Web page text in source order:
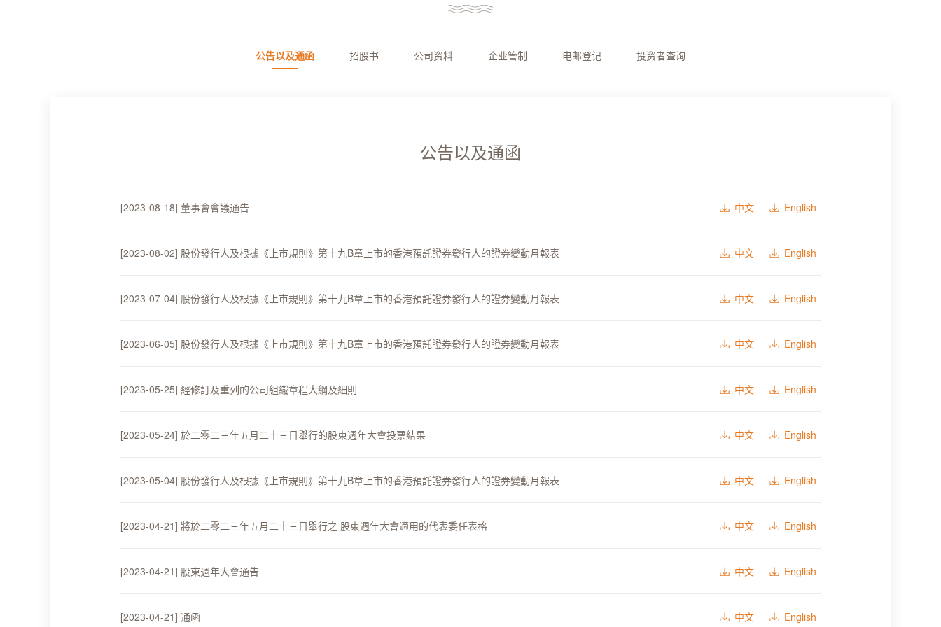
公告以及通函 招股书 公司资料 企业管制 电邮登记 投资者查询
公告以及通函
[2023-08-18] 董事會會議通告 中文 English
[2023-08-02] 股份發行人及根據《上市規則》第十九B章上市的香港預託證券發行人的證券變動月報表 中文 English
[2023-07-04] 股份發行人及根據《上市規則》第十九B章上市的香港預託證券發行人的證券變動月報表 中文 English
[2023-06-05] 股份發行人及根據《上市規則》第十九B章上市的香港預託證券發行人的證券變動月報表 中文 English
[2023-05-25] 經修訂及重列的公司組織章程大綱及細則 中文 English
[2023-05-24] 於二零二三年五月二十三日舉行的股東週年大會投票結果 中文 English
[2023-05-04] 股份發行人及根據《上市規則》第十九B章上市的香港預託證券發行人的證券變動月報表 中文 English
[2023-04-21] 將於二零二三年五月二十三日舉行之 股東週年大會適用的代表委任表格 中文 English
[2023-04-21] 股東週年大會通告 中文 English
[2023-04-21] 通函 中文 English